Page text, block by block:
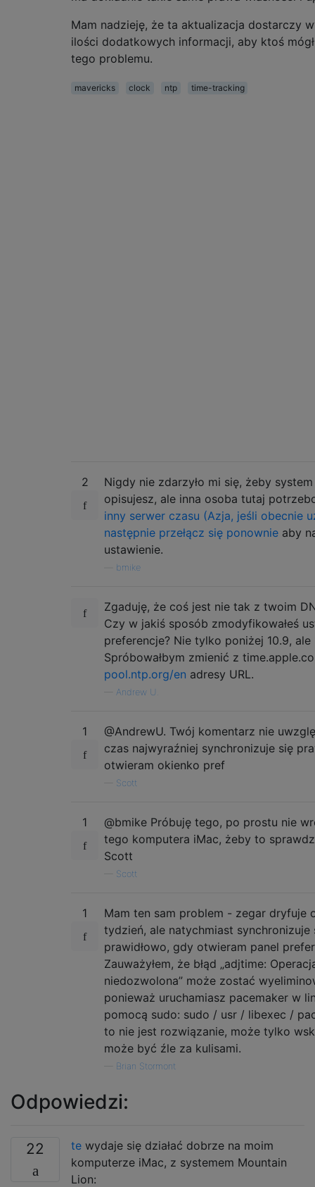
Mam nadzieję, że ta aktualizacja dostarczy
ilości dodatkowych informacji, aby ktoś
tego problemu.
mavericks clock ntp time-tracking
2
Nigdy nie zdarzyło mi się, żeby system
opisujesz, ale inna osoba tutaj
inny serwer czasu (Azja, jeśli obecnie
następnie przełącz się ponownie aby
ustawienie.
bmike
Zgaduję, że coś jest nie tak z twoim
Czy w jakiś sposób zmodyfikowałeś
preferencje? Nie tylko poniżej 10.9, ale
Spróbowałbym zmienić z
pool.ntp.org/en adresy URL.
Andrew U.
1
@AndrewU. Twój komentarz nie
czas najwyraźniej synchronizuje się
otwieram okienko pref
Scott
1
@bmike Próbuję tego, po prostu nie
tego komputera iMac, żeby to
Scott
Scott
1
Mam ten sam problem - zegar dryfuje
tydzień, ale natychmiast synchronizuje
prawidłowo, gdy otwieram panel
Zauważyłem, że błąd „adjtime:
niedozwolona” może zostać
ponieważ uruchamiasz pacemaker w
pomocą sudo: sudo / usr / libexec /
to nie jest rozwiązanie, może tylko
może być źle za kulisami.
Brian Stormont
Odpowiedzi:
22 te wydaje się działać dobrze na moim
komputerze iMac, z systemem Mountain
Lion: